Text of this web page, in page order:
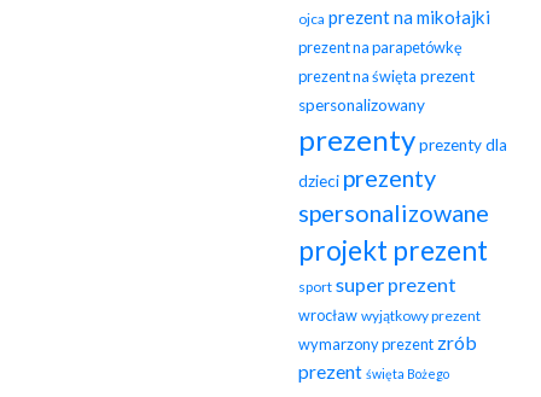
ojca prezent na mikołajki
prezent na parapetówkę
prezent na święta prezent
spersonalizowany
prezentyprezenty dla
dzieci prezenty
spersonalizowane
projekt prezent
sport super prezent
wrocław wyjątkowy prezent
wymarzony prezent zrób
prezent święta Bożego